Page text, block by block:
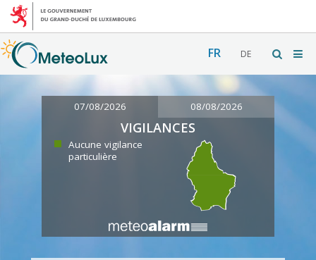
FR DE
07/08/2026 08/08/2026
VIGILANCES
Aucune vigilance
particulière